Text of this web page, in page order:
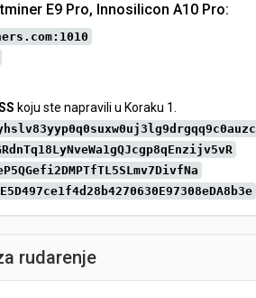
E9 Pro, Innosilicon A10 Pro:
koju ste napravili u Koraku 1.
rudarenje